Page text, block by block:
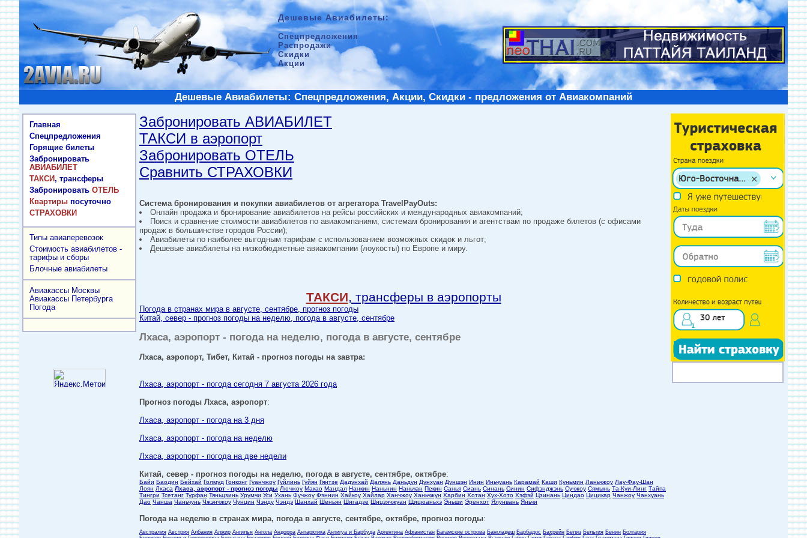
Дешевые Авиабилеты:
Спецпредложения
Распродажи
Скидки
Акции
Дешевые Авиабилеты: Спецпредложения, Акции, Скидки - предложения от Авиакомпаний
Главная
Спецпредложения
Горящие билеты
Забронировать
АВИАБИЛЕТ
ТАКСИ, трансферы
Забронировать ОТЕЛЬ
Квартиры посуточно
СТРАХОВКИ
Типы авиаперевозок
Стоимость авиабилетов -
тарифы и сборы
Блочные авиабилеты
Авиакассы Москвы
Авиакассы Петербурга
Погода
Забронировать АВИАБИЛЕТ
ТАКСИ в аэропорт
Забронировать ОТЕЛЬ
Сравнить СТРАХОВКИ
Система бронирования и покупки авиабилетов от агрегатора TravelPayOuts:
Онлайн продажа и бронирование авиабилетов на рейсы российских и международных авиакомпаний;
Поиск и сравнение стоимости авиабилетов по авиакомпаниям, системам бронирования и агентствам по продаже билетов (с офисами
продаж в большинстве городов России);
Авиабилеты по наиболее выгодным тарифам с использованием возможных скидок и льгот;
Дешевые авиабилеты на низкобюджетные авиакомпании (лоукосты) по Европе и миру.
ТАКСИ, трансферы в аэропорты
Погода в странах мира в августе, сентябре, прогноз погоды
Китай, север - прогноз погоды на неделю, погода в августе, сентябре
Лхаса, аэропорт - погода на неделю, погода в августе, сентябре
Лхаса, аэропорт, Тибет, Китай - прогноз погоды на завтра:
Лхаса, аэропорт - погода сегодня 7 августа 2026 года
Прогноз погоды Лхаса, аэропорт:
Лхаса, аэропорт - погода на 3 дня
Лхаса, аэропорт - погода на неделю
Лхаса, аэропорт - погода на две недели
Китай, север - прогноз погоды на неделю, погода в августе, сентябре, октябре:
Байи Баодин Бейхай Голмуд Гонконг Гуанчжоу Гуйлинь Гуйян Гянтзе Дадунхай Далянь Даньдун Дунхуан Дуншэн Инин Иньчуань Карамай Каши Куньмин Ланьчжоу Лау-Фау-Шан
Лоян Лхаса Лхаса, аэропорт - прогноз погоды Лючжоу Макао Мандал Нанкин Наньнин Наньчан Пекин Санья Сиань Синань Синин Сифэнджэнь Сучжоу Сямынь Та-Куи-Линг Тайпа
Тингри Тсетанг Турфан Тяньцзинь Урумчи Уси Ухань Фучжоу Фэннин Хайкоу Хайлар Ханчжоу Ханьчжун Харбин Хотан Хух-Хото Хэфэй Цзинань Циндао Цицикар Чанжоу Чанхуань
Дао Чанша Чаньчунь Чжэнчжоу Чунцин Чэнду Чэндэ Шанхай Шеньян Шигадзе Шицзячжуан Щицюаньхэ Эньши Эренхот Ялунвань Яньчи
Погода на неделю в странах мира, погода в августе, сентябре, октябре, прогноз погоды:
Австралия Австрия Албания Алжир Ангилья Ангола Андорра Антарктика Антигуа и Барбуда Аргентина Афганистан Багамские острова Бангладеш Барбадос Бахрейн Белиз Бельгия Бенин Болгария